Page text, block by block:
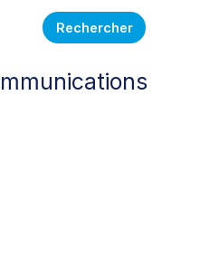
Rechercher